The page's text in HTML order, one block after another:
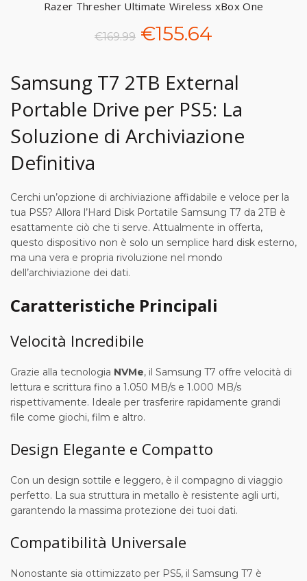
era:
è:
Razer Thresher Ultimate Wireless xBox One
€169.99 Il
originale
era:
€155.64
attuale
è:
Samsung T7 2TB External
Portable Drive per PS5: La
Soluzione di Archiviazione
Definitiva
Cerchi un’opzione di archiviazione affidabile e veloce per la
tua PS5? Allora l’Hard Disk Portatile Samsung T7 da 2TB è
esattamente ciò che ti serve. Attualmente in offerta,
questo dispositivo non è solo un semplice hard disk esterno,
ma una vera e propria rivoluzione nel mondo
dell’archiviazione dei dati.
Caratteristiche Principali
Velocità Incredibile
Grazie alla tecnologia NVMe, il Samsung T7 offre velocità di
lettura e scrittura fino a 1.050 MB/s e 1.000 MB/s
rispettivamente. Ideale per trasferire rapidamente grandi
file come giochi, film e altro.
Design Elegante e Compatto
Con un design sottile e leggero, è il compagno di viaggio
perfetto. La sua struttura in metallo è resistente agli urti,
garantendo la massima protezione dei tuoi dati.
Compatibilità Universale
Nonostante sia ottimizzato per PS5, il Samsung T7 è